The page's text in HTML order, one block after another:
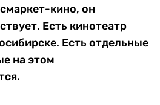
кино, он
Есть кинотеатр
Есть отдельные
на этом